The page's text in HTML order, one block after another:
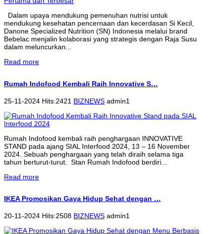
Dalam upaya mendukung pemenuhan nutrisi untuk
mendukung kesehatan pencernaan dan kecerdasan Si Kecil,
Danone Specialized Nutrition (SN) Indonesia melalui brand
Bebelac menjalin kolaborasi yang strategis dengan Raja Susu
dalam meluncurkan...
Read more
Rumah Indofood Kembali Raih Innovative S…
25-11-2024 Hits:2421 BIZNEWS admin1
Rumah Indofood kembali raih penghargaan INNOVATIVE
STAND pada ajang SIAL Interfood 2024, 13 – 16 November
2024. Sebuah penghargaan yang telah diraih selama tiga
tahun berturut-turut. Stan Rumah Indofood berdiri...
Read more
IKEA Promosikan Gaya Hidup Sehat dengan …
20-11-2024 Hits:2508 BIZNEWS admin1